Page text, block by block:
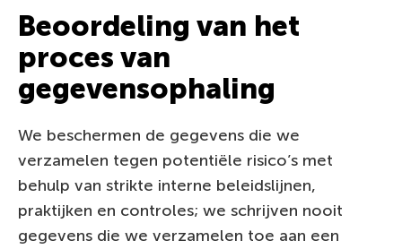
Beoordeling van het
proces van
gegevensophaling
We beschermen de gegevens die we
verzamelen tegen potentiële risico’s met
behulp van strikte interne beleidslijnen,
praktijken en controles; we schrijven nooit
gegevens die we verzamelen toe aan een